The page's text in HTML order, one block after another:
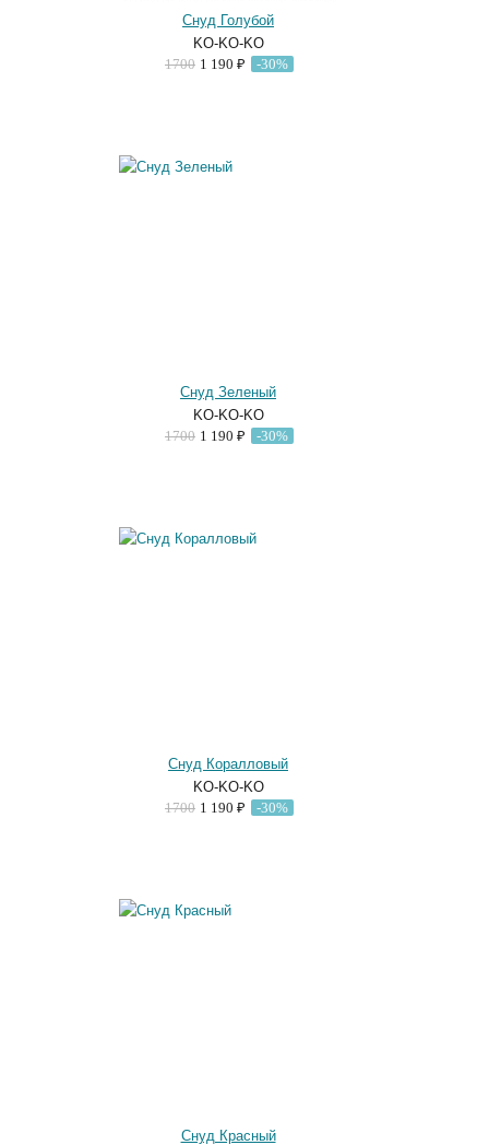
Снуд Голубой
KO-KO-KO
1700 1 190 ₽ -30%
Снуд Зеленый
KO-KO-KO
1700 1 190 ₽ -30%
Снуд Коралловый
KO-KO-KO
1700 1 190 ₽ -30%
Снуд Красный